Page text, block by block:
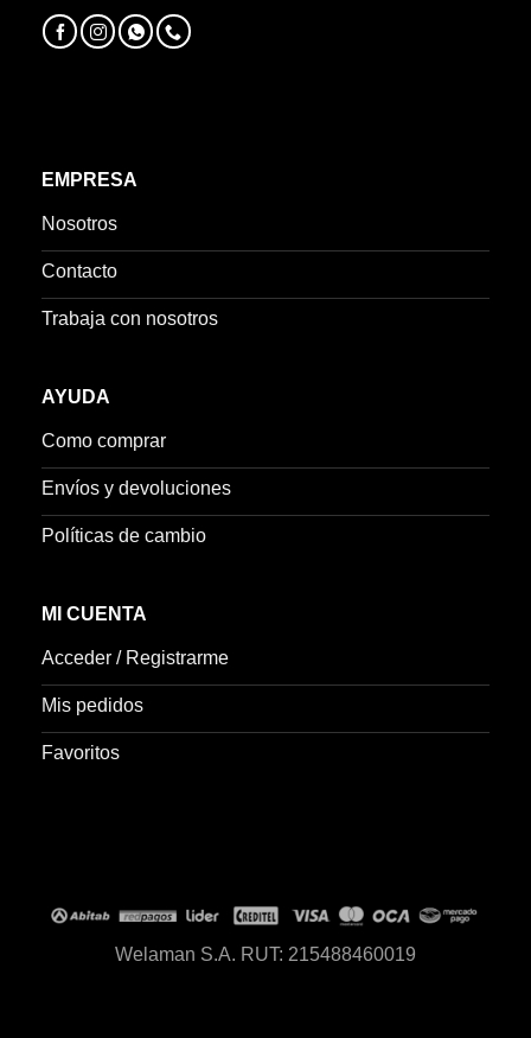
EMPRESA
Nosotros
Contacto
Trabaja con nosotros
AYUDA
Como comprar
Envíos y devoluciones
Políticas de cambio
MI CUENTA
Acceder / Registrarme
Mis pedidos
Favoritos
Welaman S.A. RUT: 215488460019